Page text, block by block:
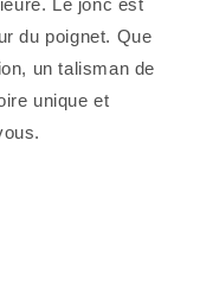
Le jonc est
du poignet. Que
un talisman de
unique et